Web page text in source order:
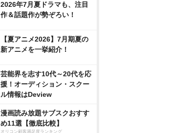
2026年7月夏ドラマも、注目
作＆話題作が勢ぞろい！
【夏アニメ2026】7月期夏の
新アニメを一挙紹介！
芸能界を志す10代～20代を応
援！オーディション・スクー
ル情報はDeview
漫画読み放題サブスクおすす
め11選【徹底比較】
オリコン顧客満足度ランキング